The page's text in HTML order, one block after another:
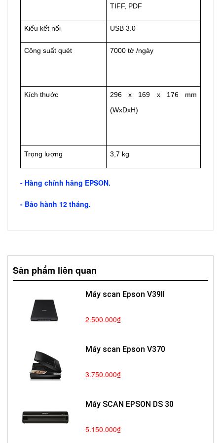
TIFF, PDF
Kiểu kết nối USB 3.0
Công suất quét 7000 tờ /ngày
Kích thước
296 x 169 x 176 mm
(WxDxH)
Trọng lượng 3,7 kg
- Hàng chính hãng EPSON.
- Bảo hành 12 tháng.
Sản phẩm liên quan
Máy scan Epson V39II
2.500.000₫
Máy scan Epson V370
3.750.000₫
Máy SCAN EPSON DS 30
5.150.000₫